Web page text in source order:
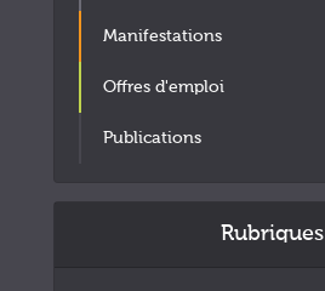
Manifestations
Offres d'emploi
Publications
Rubriques